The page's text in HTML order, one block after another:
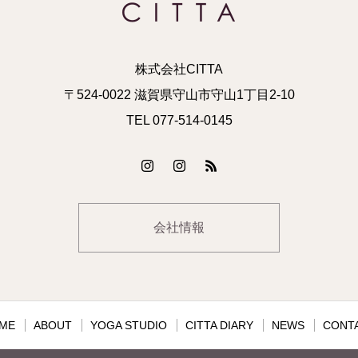
株式会社CITTA
〒524-0022 滋賀県守山市守山1丁目2-10
TEL 077-514-0145
会社情報
ABOUT YOGA STUDIO CITTA DIARY NEWS